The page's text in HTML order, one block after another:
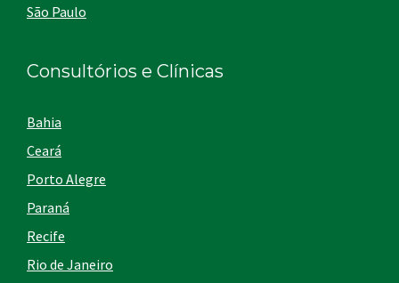
São Paulo
Consultórios e Clínicas
Bahia
Ceará
Porto Alegre
Paraná
Recife
Rio de Janeiro